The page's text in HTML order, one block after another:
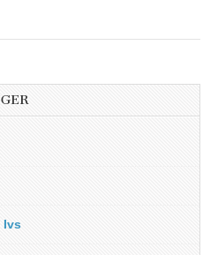
Ivs